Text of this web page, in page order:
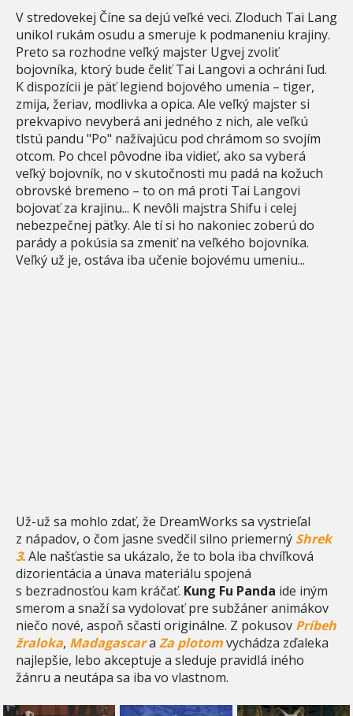
V stredovekej Číne sa dejú veľké veci. Zloduch Tai Lang
unikol rukám osudu a smeruje k podmaneniu krajiny.
Preto sa rozhodne veľký majster Ugvej zvoliť
bojovníka, ktorý bude čeliť Tai Langovi a ochráni ľud.
K dispozícii je päť legiend bojového umenia – tiger,
zmija, žeriav, modlivka a opica. Ale veľký majster si
prekvapivo nevyberá ani jedného z nich, ale veľkú
tlstú pandu "Po" nažívajúcu pod chrámom so svojím
otcom. Po chcel pôvodne iba vidieť, ako sa vyberá
veľký bojovník, no v skutočnosti mu padá na kožuch
obrovské bremeno – to on má proti Tai Langovi
bojovať za krajinu... K nevôli majstra Shifu i celej
nebezpečnej päťky. Ale tí si ho nakoniec zoberú do
parády a pokúsia sa zmeniť na veľkého bojovníka.
Veľký už je, ostáva iba učenie bojovému umeniu...
Už-už sa mohlo zdať, že DreamWorks sa vystrieľal
z nápadov, o čom jasne svedčil silno priemerný Shrek
3. Ale našťastie sa ukázalo, že to bola iba chvíľková
dizorientácia a únava materiálu spojená
s bezradnosťou kam kráčať. Kung Fu Panda ide iným
smerom a snaží sa vydolovať pre subžáner animákov
niečo nové, aspoň sčasti originálne. Z pokusov Príbeh
žraloka, Madagascara Za plotomvychádza zďaleka
najlepšie, lebo akceptuje a sleduje pravidlá iného
žánru a neutápa sa iba vo vlastnom.